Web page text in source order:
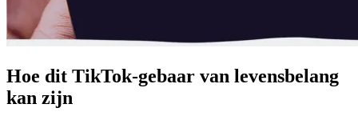
Hoe dit TikTok-gebaar van levensbelang
kan zijn